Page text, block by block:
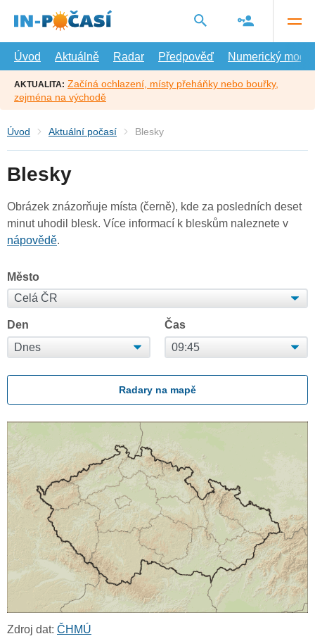
hlavní
Úvod
Aktuálně Radar Předpověď Numerický model
AKTUALITA: Začíná ochlazení, místy přeháňky nebo bouřky,
zejména na východě
Úvod Aktuální počasí Blesky
Blesky
Obrázek znázorňuje místa (černě), kde za posledních deset
minut uhodil blesk. Více informací k bleskům naleznete v
nápovědě.
Město
Den Čas
Radary na mapě
Zdroj dat: ČHMÚ